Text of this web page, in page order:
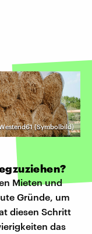
(Symbolbild)
Mieten und
Gründe, um
diesen Schritt
das